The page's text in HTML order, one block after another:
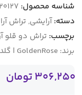
شناسه محصول:
دسته:آرایشی, تراش
برچسب: تراش دو قلو
برند: GoldenRose | گلدن رز
306,250تومان